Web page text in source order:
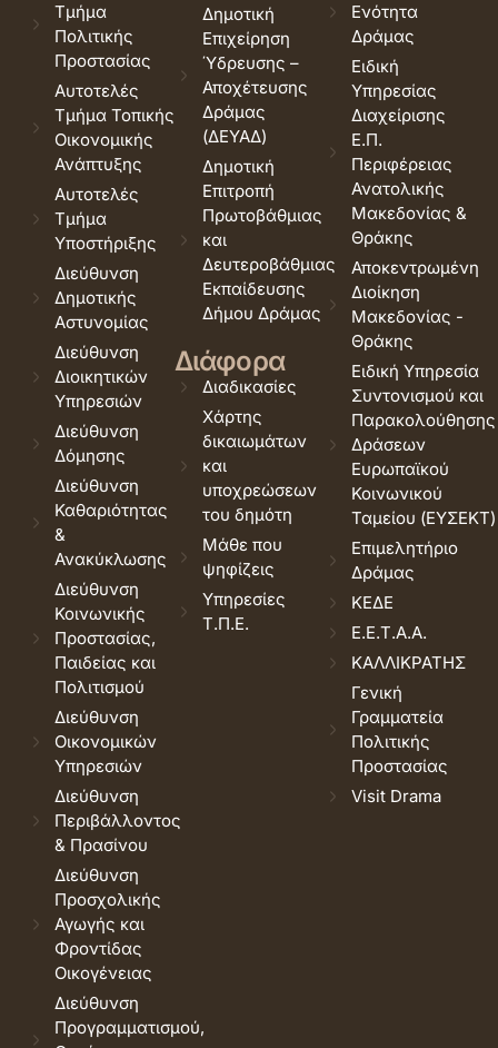
Τμήμα
Πολιτικής
Προστασίας
Αυτοτελές
Τμήμα Τοπικής
Οικονομικής
Ανάπτυξης
Αυτοτελές
Τμήμα
Υποστήριξης
Διεύθυνση
Δημοτικής
Αστυνομίας
Διεύθυνση
Διοικητικών
Υπηρεσιών
Διεύθυνση
Δόμησης
Διεύθυνση
Καθαριότητας
&
Ανακύκλωσης
Διεύθυνση
Κοινωνικής
Προστασίας,
Παιδείας και
Πολιτισμού
Διεύθυνση
Οικονομικών
Υπηρεσιών
Διεύθυνση
Περιβάλλοντος
& Πρασίνου
Διεύθυνση
Προσχολικής
Αγωγής και
Φροντίδας
Οικογένειας
Διεύθυνση
Προγραμματισμού,
Δημοτική
Επιχείρηση
Ύδρευσης –
Αποχέτευσης
Δράμας
(ΔΕΥΑΔ)
Δημοτική
Επιτροπή
Πρωτοβάθμιας
και
Δευτεροβάθμιας
Εκπαίδευσης
Δήμου Δράμας
Διάφορα
Διαδικασίες
Χάρτης
δικαιωμάτων
και
υποχρεώσεων
του δημότη
Μάθε που
ψηφίζεις
Υπηρεσίες
Τ.Π.Ε.
Ενότητα
Δράμας
Ειδική
Υπηρεσίας
Διαχείρισης
Ε.Π.
Περιφέρειας
Ανατολικής
Μακεδονίας &
Θράκης
Αποκεντρωμένη
Διοίκηση
Μακεδονίας -
Θράκης
Ειδική Υπηρεσία
Συντονισμού και
Παρακολούθησης
Δράσεων
Ευρωπαϊκού
Κοινωνικού
Ταμείου (ΕΥΣΕΚΤ)
Επιμελητήριο
Δράμας
ΚΕΔΕ
Ε.Ε.Τ.Α.Α.
ΚΑΛΛΙΚΡΑΤΗΣ
Γενική
Γραμματεία
Πολιτικής
Προστασίας
Visit Drama